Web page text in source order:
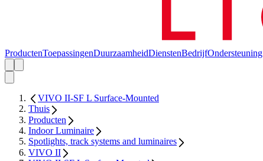
ProductenToepassingenDuurzaamheidDienstenBedrijfOndersteuning
VIVO II-SF L Surface-Mounted
Thuis
Producten
Indoor Luminaire
Spotlights, track systems and luminaires
VIVO II